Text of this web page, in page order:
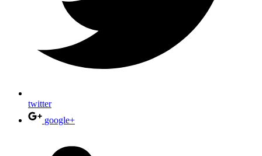
twitter
google+